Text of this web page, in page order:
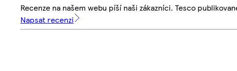
Recenze na našem webu píší naši zákazníci. Tesco
Napsat recenzi